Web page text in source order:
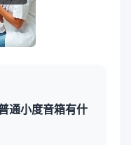
通小度音箱有什